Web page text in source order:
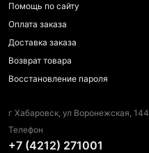
Помощь по сайту
Оплата заказа
Доставка заказа
Возврат товара
Восстановление пароля
г Хабаровск, ул Воронежская, 144
Телефон
+7 (4212) 271001